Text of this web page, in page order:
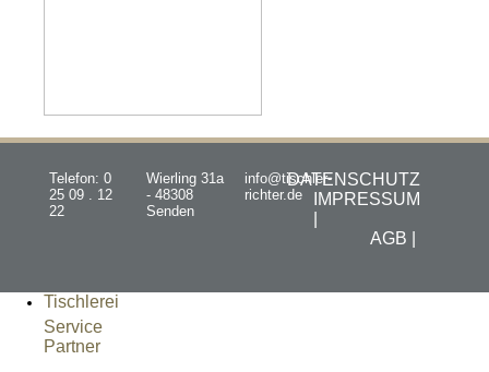
Telefon: 0
25 09 . 12
22
Wierling 31a
- 48308
Senden
info@tischler-
richter.de
DATENSCHUTZ
IMPRESSUM
AGB |
Tischlerei
Service
Partner